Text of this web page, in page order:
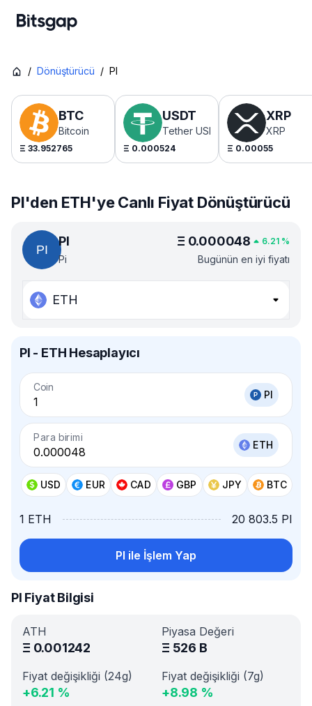
/ Dönüştürücü / PI
BTC
Bitcoin
Ξ 33.952765
USDT
Tether USDt
Ξ 0.000524
XRP
XRP
Ξ 0.00055
PI'den ETH'ye Canlı Fiyat Dönüştürücü
PI
Pi
Ξ 0.000048 6.21 %
Bugünün en iyi fiyatı
ETH
PI - ETH Hesaplayıcı
Coin
PI
Para birimi
ETH
USD EUR CAD GBP JPY BTC
1 ETH 20 803.5 PI
PI ile İşlem Yap
PI Fiyat Bilgisi
ATH
Ξ 0.001242
Piyasa Değeri
Ξ 526 B
Fiyat değişikliği (24g)
+6.21 %
Fiyat değişikliği (7g)
+8.98 %